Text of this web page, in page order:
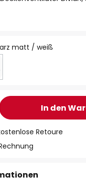
matt / weiß
In den
Retoure